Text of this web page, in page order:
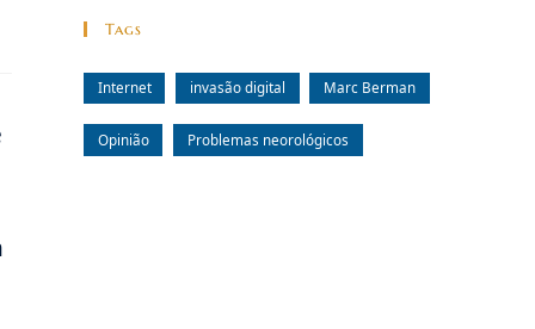
Tags
Internet invasão digital Marc Berman
Opinião Problemas neorológicos